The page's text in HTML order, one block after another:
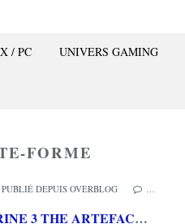
/ PC UNIVERS GAMING
FORME
PUBLIÉ DEPUIS OVERBLOG
TEST de TRINE 3 THE ARTEFACTS OF POWER (sur PC): le plus beau jeu de plate-formes!